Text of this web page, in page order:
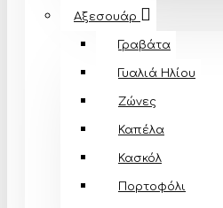
Αξεσουάρ
Γραβάτα
Γυαλιά Ηλίου
Ζώνες
Καπέλα
Κασκόλ
Πορτοφόλι